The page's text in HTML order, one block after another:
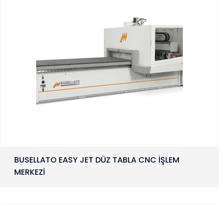
BUSELLATO EASY JET DÜZ TABLA CNC İŞLEM
MERKEZİ